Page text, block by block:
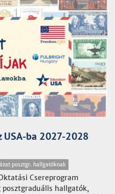
ba 2027-2028
posztgr. hallgatóknak
Csereprogram
hallgatók,